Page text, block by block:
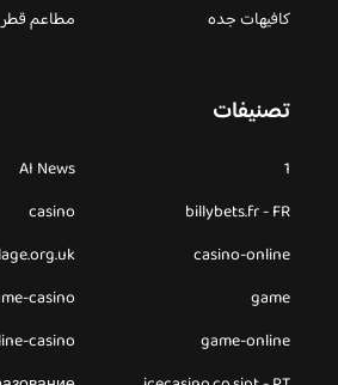
كافيهات جده
مطاعم قطر
تصنيفات
1
AI News
billybets.fr - FR
casino
casino-online
game
casino
game-online
casino